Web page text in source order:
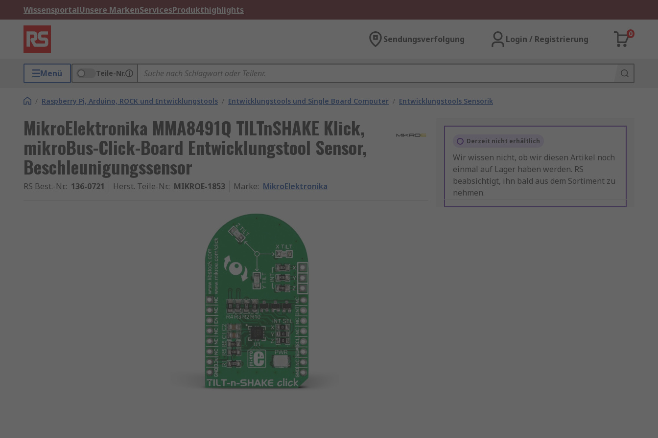
WissensportalUnsere MarkenServicesProdukthighlights
Sendungsverfolgung Login / Registrierung
0
Menü Teile-Nr.
/ Raspberry Pi, Arduino, ROCK und Entwicklungstools / Entwicklungstools und Single Board Computer / Entwicklungstools Sensorik
MikroElektronika MMA8491Q TILTnSHAKE Klick,
mikroBus-Click-Board Entwicklungstool Sensor,
Beschleunigungssensor
RS Best.-Nr.: 136-0721 Herst. Teile-Nr.: MIKROE-1853 Marke: MikroElektronika
Derzeit nicht erhältlich
Wir wissen nicht, ob wir diesen Artikel noch
einmal auf Lager haben werden. RS
beabsichtigt, ihn bald aus dem Sortiment zu
nehmen.